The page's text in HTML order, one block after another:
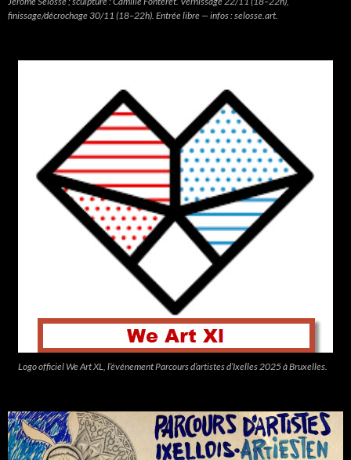
finissage/décrochage 30/11 (18–22h). Entrée libre — infos : selosse.art.
Logo officiel We Art XL, l’événement Parcours d’artistes d’Ixelles 2025 à Bruxelles.